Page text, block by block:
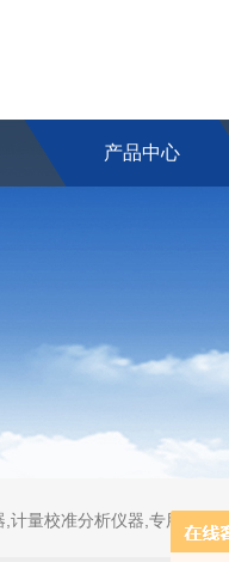
产品中心
量校准分析仪器,专用及应